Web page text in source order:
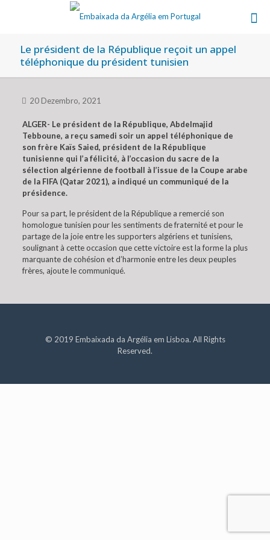
Le président de la République reçoit un appel
téléphonique du président tunisien
20 Dezembro, 2021
ALGER- Le président de la République, Abdelmajid
Tebboune, a reçu samedi soir un appel téléphonique de
son frère Kaïs Saied, président de la République
tunisienne qui l’a félicité, à l’occasion du sacre de la
sélection algérienne de football à l’issue de la Coupe arabe
de la FIFA (Qatar 2021), a indiqué un communiqué de la
présidence.
Pour sa part, le président de la République a remercié son
homologue tunisien pour les sentiments de fraternité et pour le
partage de la joie entre les supporters algériens et tunisiens,
soulignant à cette occasion que cette victoire est la forme la plus
marquante de cohésion et d’harmonie entre les deux peuples
frères, ajoute le communiqué.
© 2019 Embaixada da Argélia em Lisboa. All Rights
Reserved.